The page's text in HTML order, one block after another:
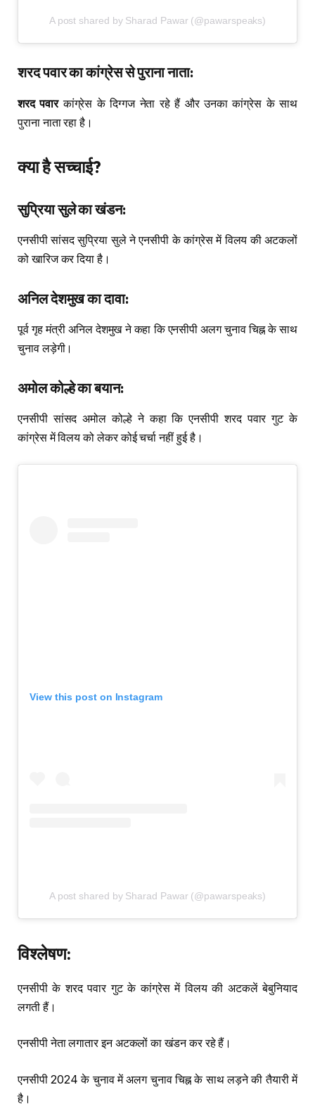
A post shared by Sharad Pawar (@pawarspeaks)
शरद पवार का कांग्रेस से पुराना नाता:
शरद पवारकांग्रेस के दिग्गज नेता रहे हैं और उनका कांग्रेस के साथ
पुराना नाता रहा है।
क्याहैसच्चाई?
सुप्रियासुलेकाखंडन:
एनसीपी सांसद सुप्रिया सुले ने एनसीपी के कांग्रेस में विलय की अटकलों
को खारिज कर दिया है।
अनिलदेशमुखकादावा:
पूर्व गृह मंत्री अनिल देशमुख ने कहा कि एनसीपी अलग चुनाव चिह्न के साथ
चुनाव लड़ेगी।
अमोलकोल्हेकाबयान:
एनसीपी सांसद अमोल कोल्हे ने कहा कि एनसीपी शरद पवार गुट के
कांग्रेस में विलय को लेकर कोई चर्चा नहीं हुई है।
View this post on Instagram
A post shared by Sharad Pawar (@pawarspeaks)
विश्लेषण:
एनसीपी के शरद पवार गुट के कांग्रेस में विलय की अटकलें बेबुनियाद
लगती हैं।
एनसीपी नेता लगातार इन अटकलों का खंडन कर रहे हैं।
एनसीपी 2024 के चुनाव में अलग चुनाव चिह्न के साथ लड़ने की तैयारी में
है।